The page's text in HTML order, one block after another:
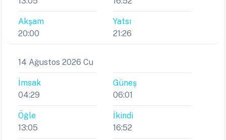
Akşam
20:00
Yatsı
21:26
14 Ağustos 2026 Cu
İmsak
04:29
Güneş
06:01
Öğle
13:05
İkindi
16:52